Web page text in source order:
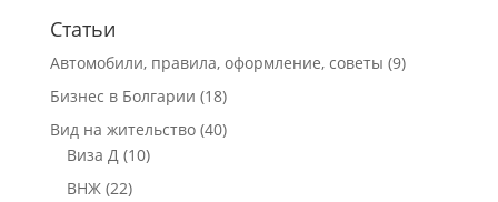
Статьи
Автомобили, правила, оформление, советы (9)
Бизнес в Болгарии (18)
Вид на жительство(40)
Виза Д(10)
ВНЖ(22)